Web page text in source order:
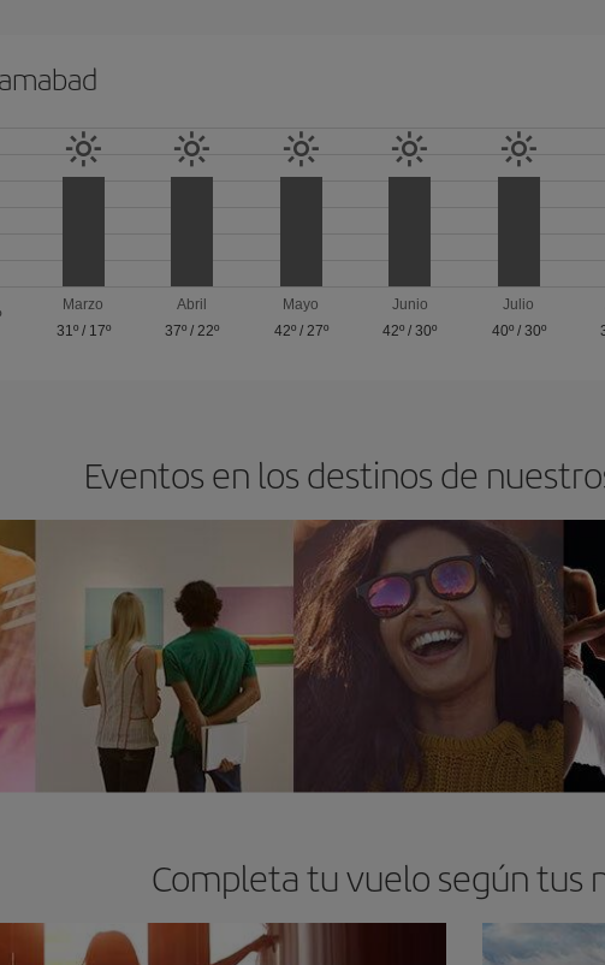
Marzo
31º/ 17º
Abril
37º / 22º
Mayo
42º/ 27º
Junio
42º /30º
Julio
40º/ 30º
Eventos en los destinos de
Completa tu vuelo según tus